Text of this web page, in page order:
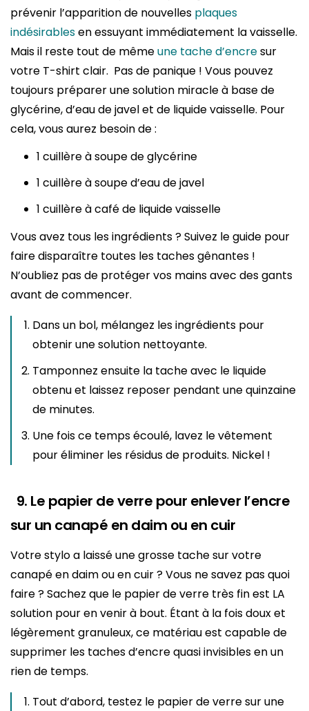
prévenir l’apparition de nouvelles plaques
indésirablesen essuyant immédiatement la vaisselle.
Mais il reste tout de mêmeune tache d’encresur
votre T-shirt clair. Pas de panique ! Vous pouvez
toujours préparer une solution miracle à base de
glycérine, d’eau de javel et de liquide vaisselle. Pour
cela, vous aurez besoin de :
1 cuillère à soupe de glycérine
1 cuillère à soupe d’eau de javel
1 cuillère à café de liquide vaisselle
Vous avez tous les ingrédients ? Suivez le guide pour
faire disparaître toutes les taches gênantes !
N’oubliez pas de protéger vos mains avec des gants
avant de commencer.
Dans un bol, mélangez les ingrédients pour
obtenir une solution nettoyante.
Tamponnez ensuite la tache avec le liquide
obtenu et laissez reposer pendant une quinzaine
de minutes.
Une fois ce temps écoulé, lavez le vêtement
pour éliminer les résidus de produits. Nickel !
9. Le papier de verre pour enlever l’encre
sur un canapé en daim ou en cuir
Votre stylo a laissé une grosse tache sur votre
canapé en daim ou en cuir ? Vous ne savez pas quoi
faire ? Sachez que le papier de verre très fin est LA
solution pour en venir à bout. Étant à la fois doux et
légèrement granuleux, ce matériau est capable de
supprimer les taches d’encre quasi invisibles en un
rien de temps.
Tout d’abord, testez le papier de verre sur une